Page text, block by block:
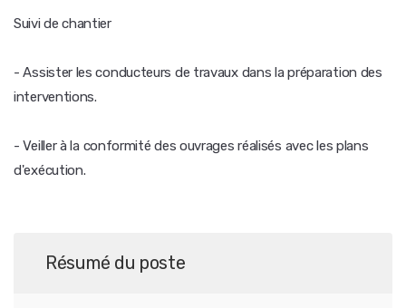
Suivi de chantier
- Assister les conducteurs de travaux dans la préparation des
interventions.
- Veiller à la conformité des ouvrages réalisés avec les plans
d'exécution.
Résumé du poste